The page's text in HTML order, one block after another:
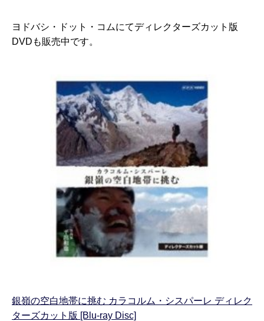
ヨドバシ・ドット・コムにてディレクターズカット版
DVDも販売中です。
銀嶺の空白地帯に挑む カラコルム・シスパーレ ディレク
ターズカット版 [Blu-ray Disc]